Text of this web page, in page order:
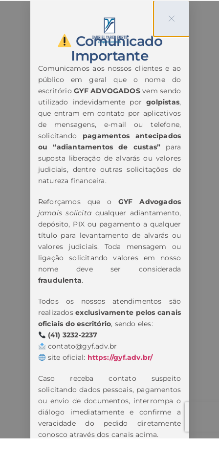
Comunicado
Importante
Comunicamos aos nossos clientes e ao
público em geral que o nome do
escritório GYF ADVOGADOSvem sendo
utilizado indevidamente por golpistas,
que entram em contato por aplicativos
de mensagens, e-mail ou telefone,
solicitando pagamentos antecipados
ou “adiantamentos de custas” para
suposta liberação de alvarás ou valores
judiciais, dentre outras solicitações de
natureza financeira.
Reforçamos que o GYF Advogados
jamais solicita qualquer adiantamento,
depósito, PIX ou pagamento a qualquer
título para levantamento de alvarás ou
valores judiciais. Toda mensagem ou
ligação solicitando valores em nosso
nome deve ser considerada
fraudulenta.
Todos os nossos atendimentos são
realizadosexclusivamente pelos canais
oficiais do escritório, sendo eles:
(41) 3232-2237
contato@gyf.adv.br
site oficial: https://gyf.adv.br/
Caso receba contato suspeito
solicitando dados pessoais, pagamentos
ou envio de documentos, interrompa o
diálogo imediatamente e confirme a
veracidade do pedido diretamente
conosco através dos canais acima.